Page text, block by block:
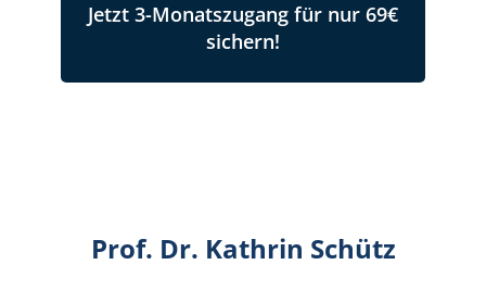
Jetzt 3-Monatszugang für nur 69€
sichern!
Prof. Dr. Kathrin Schütz